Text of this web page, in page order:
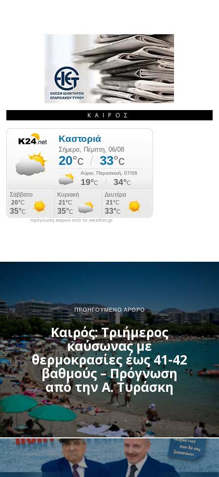
ΚΑΙΡΌΣ
πρόγνωση καιρού από το weather.gr
ΠΡΟΗΓΟΎΜΕΝΟ ΆΡΘΡΟ
Καιρός: Τριήμερος
καύσωνας με
θερμοκρασίες έως 41-42
βαθμούς – Πρόγνωση
από την Α. Τυράσκη